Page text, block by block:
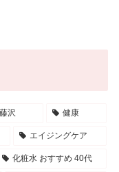
藤沢 健康
エイジングケア
化粧水 おすすめ 40代